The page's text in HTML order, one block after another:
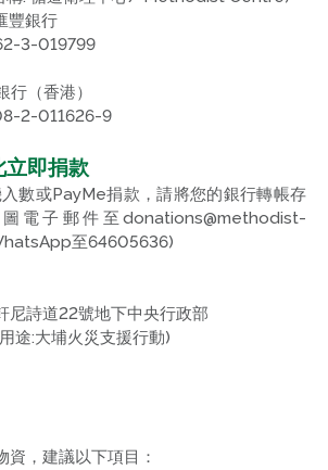
豐銀行
3-019799
行（香港）
2-011626-9
立即捐款
數或PayMe捐款，請將您的銀行轉帳存
電子郵件至donations@methodist-
至64605636)
尼詩道22號地下中央行政部
途:大埔火災支援行動)
資，建議以下項目：